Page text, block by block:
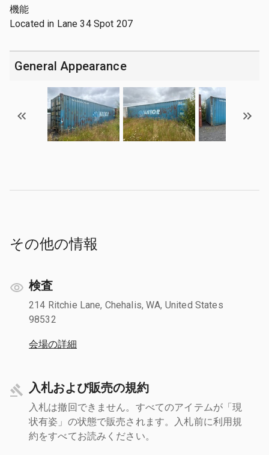
機能
Located in Lane 34 Spot 207
General Appearance
その他の情報
検査
214 Ritchie Lane, Chehalis, WA, United States
98532
会場の詳細
入札および販売の規約
入札は撤回できません。すべてのアイテムが「現
状有姿」の状態で販売されます。入札前に利用規
約をすべてお読みください。